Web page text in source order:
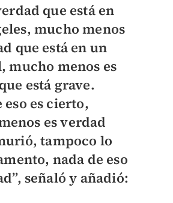
que está en
mucho menos
que está en un
mucho menos es
está grave.
eso es cierto,
es verdad
tampoco lo
nada de eso
señaló y añadió: